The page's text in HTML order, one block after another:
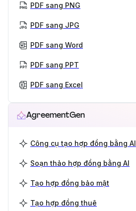
PDF sang PNG
PDF sang JPG
PDF sang Word
PDF sang PPT
PDF sang Excel
AgreementGen
Công cụ tạo hợp đồng bằng AI
Soạn thảo hợp đồng bằng AI
Tạo hợp đồng bảo mật
Tạo hợp đồng thuê